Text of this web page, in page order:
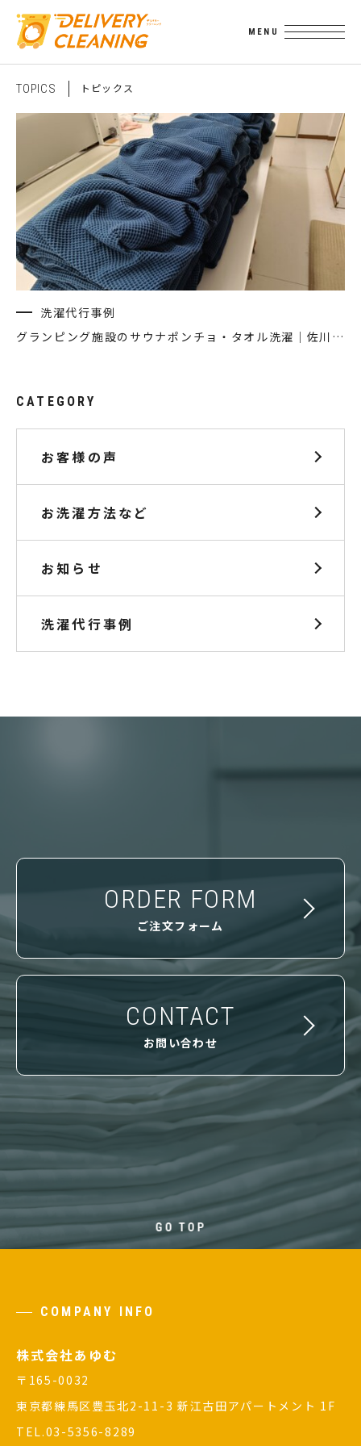
TOPICS ト ピッ ク ス
洗濯代行事例
グランピング施設のサウナポンチョ・タオル洗濯｜佐川急便で関東全域・東北・中部から対応（沖縄離島除く）
CATEGORY
お客様の声
お洗濯方法など
お知らせ
洗濯代行事例
ORDER FORM
ご注文フォーム
CONTACT
お問い合わせ
GO TOP
COMPANY INFO
株式会社あゆむ
〒165-0032
東京都練馬区豊玉北2-11-3 新江古田アパートメント 1F
TEL.03-5356-8289